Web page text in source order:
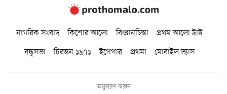
নাগরিক সংবাদ কিশোর আলো বিজ্ঞানচিন্তা
প্রথম আলো ট্রাস্ট
বন্ধুসভা
চিরন্তন ১৯৭১ ইপেপার প্রথমা মোবাইল ভ্যাস
অনুসরণ করুন